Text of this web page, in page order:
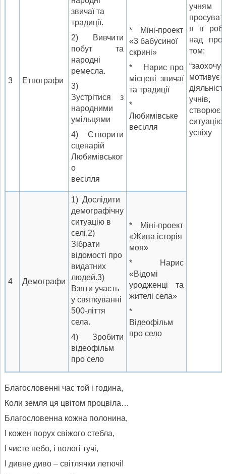
учням
я в
над
том;
мо­тивує
учнів,
створює
си­туацію
успіху
3 Етнографи
звичаї та
традиції.
2) Вивчити
побут та
народні
ремесла.
3)
Зустрітися з
народними
умільцями
4) Створити
сценарій
Любимівськог
о
весілля
* Міні-проект
«3 бабусиної
скрині»
* Нарис про
місцеві звичаї
та традиції
*
Любимівське
весілля
4 Демографи
1) Дослідити
демографічну
ситуацію в
селі.2)
Зібрати
відомості про
видатних
людей.3)
Взяти участь
у святкуванні
500-ліття
села.
4) Зробити
відеофільм
про село
* Міні-проект
«Жива історія
моя»
* Нарис
«Відомі
уродженці та
жителі села»
*
Відеофільм
про село
Благословенні час той і година,
Коли земля ця цвітом процвіла…
Благословенна кожна полонина,
І кожен порух свіжого стебла,
І чисте небо, і вологі тучі,
І дивне диво – світлячки летючі!